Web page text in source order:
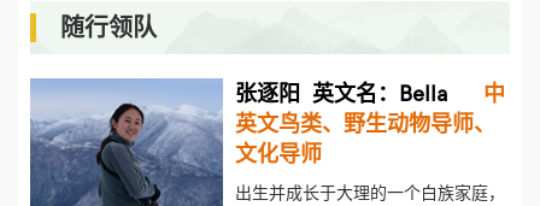
随行领队
张逐阳 英文名：Bella 中
英文鸟类、野生动物导师、
文化导师
出生并成长于大理的一个白族家庭，